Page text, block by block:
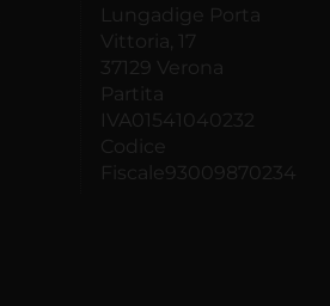
Lungadige Porta
Vittoria, 17
37129 Verona
Partita
IVA01541040232
Codice
Fiscale93009870234